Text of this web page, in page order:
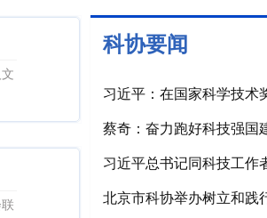
科协要闻
习近平：在国家科学技术
蔡奇：奋力跑好科技强国
习近平总书记同科技工作
北京市科协举办树立和践